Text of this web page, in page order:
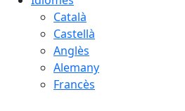
Català
Castellà
Anglès
Alemany
Francès